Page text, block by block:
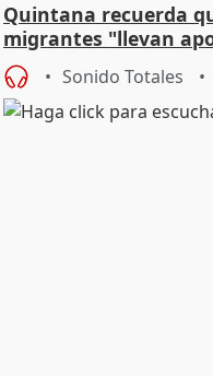
Quintana recuerda
migrantes "llevan
central
Sonido Totales